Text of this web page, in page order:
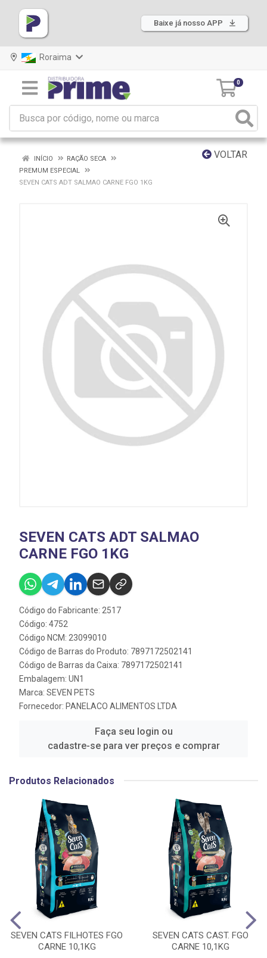
Baixe já nosso APP
Roraima
0
VOLTAR
INÍCIO
RAÇÃO SECA
PREMUM ESPECIAL
SEVEN CATS ADT SALMAO CARNE FGO 1KG
SEVEN CATS ADT SALMAO
CARNE FGO 1KG
Código do Fabricante: 2517
Código: 4752
Código NCM: 23099010
Código de Barras do Produto: 7897172502141
Código de Barras da Caixa: 7897172502141
Embalagem: UN1
Marca: SEVEN PETS
Fornecedor: PANELACO ALIMENTOS LTDA
Faça seu login ou
cadastre-se para ver preços e comprar
Produtos Relacionados
SEVEN CATS FILHOTES FGO
CARNE 10,1KG
SEVEN CATS CAST. FGO
CARNE 10,1KG